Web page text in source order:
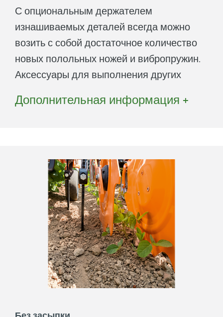
С опциональным держателем
изнашиваемых деталей всегда можно
возить с собой достаточное количество
новых полольных ножей и вибропружин.
Аксессуары для выполнения других
быстро найти в боксе для
Дополнительная информация +